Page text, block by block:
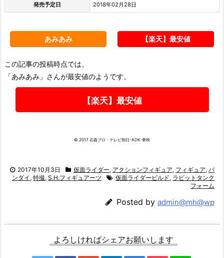
発売予定日 2018年02月28日
あみあみ 【楽天】最安値
この記事の投稿時点では、
「あみあみ」さんが最安値のようです。
【楽天】最安値
© 2017 石森プロ・テレビ朝日･ADK･東映
2017年10月3日 仮面ライダー, アクションフィギュア, フィギュア, バ
ンダイ , 特撮, S.H.フィギュアーツ 仮面ライダービルド, ラビットタンク
フォーム
Posted by admin@mh@wp
よろしければシェアお願いします